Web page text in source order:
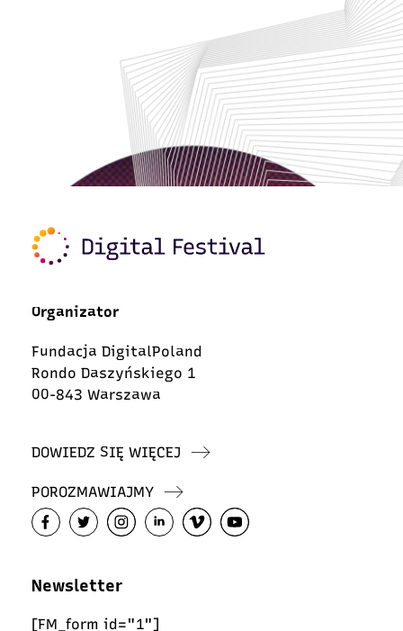
Organizator
Fundacja DigitalPoland
Rondo Daszyńskiego 1
00-843 Warszawa
DOWIEDZ SIĘ WIĘCEJ
POROZMAWIAJMY
Newsletter
[FM_form id="1"]